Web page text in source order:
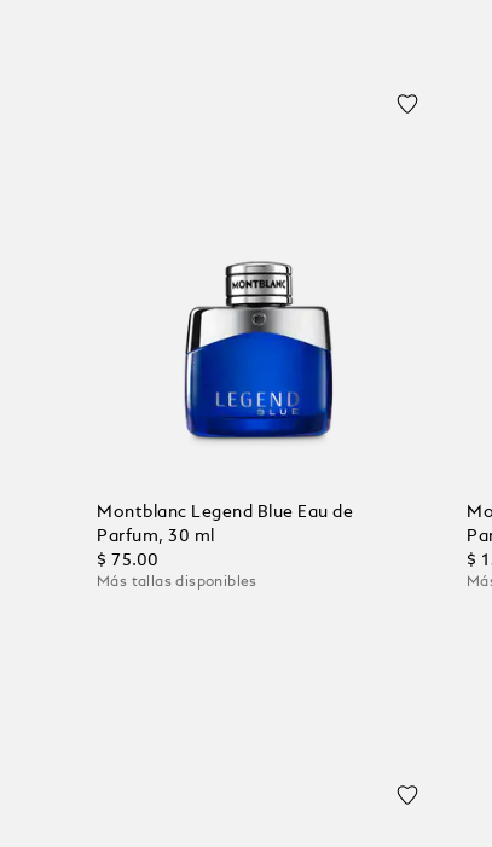
Montblanc Legend Blue Eau de
Parfum, 30 ml
$ 75.00
Más tallas disponibles
$